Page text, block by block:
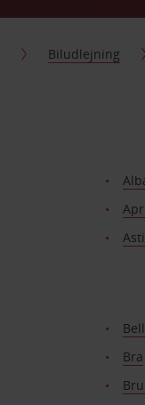
Biludlejning
Asti
Bra